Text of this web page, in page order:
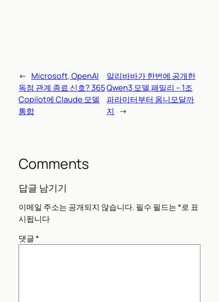
← Microsoft, OpenAI
독점 관계 종료 신호? 365
Copilot에 Claude 모델
통합
알리바바가 한번에 공개한
Qwen3 모델 패밀리 – 1조
파라미터부터 옴니모달까
지
→
Comments
답글 남기기
이메일 주소는 공개되지 않습니다. 필수 필드는*로 표
시됩니다
댓글*